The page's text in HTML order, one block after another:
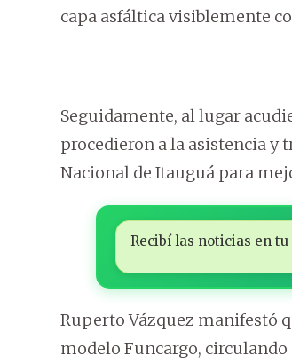
capa asfáltica visiblemente
Seguidamente, al lugar
procedieron a la asistencia y
Nacional de Itauguá para
Recibí las noticias en
Ruperto Vázquez manifestó
modelo Funcargo,